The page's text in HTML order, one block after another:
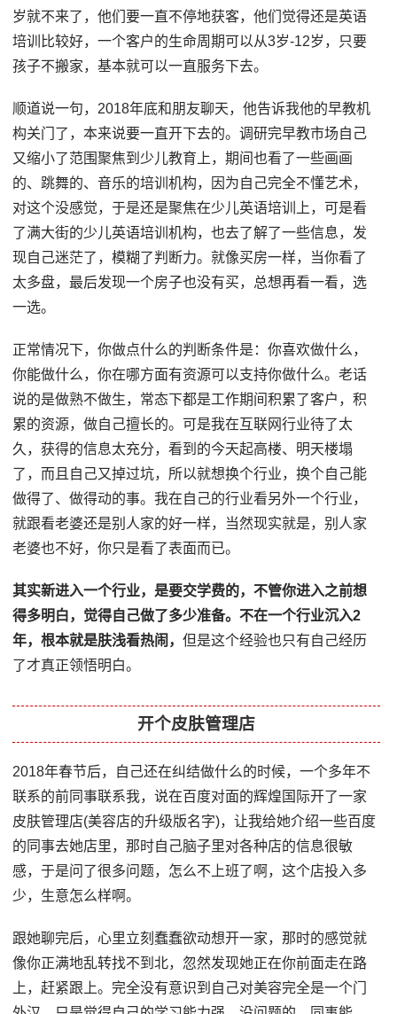
岁就不来了，他们要一直不停地获客，他们觉得还是英语
培训比较好，一个客户的生命周期可以从3岁-12岁，只要
孩子不搬家，基本就可以一直服务下去。
顺道说一句，2018年底和朋友聊天，他告诉我他的早教机
构关门了，本来说要一直开下去的。调研完早教市场自己
又缩小了范围聚焦到少儿教育上，期间也看了一些画画
的、跳舞的、音乐的培训机构，因为自己完全不懂艺术，
对这个没感觉，于是还是聚焦在少儿英语培训上，可是看
了满大街的少儿英语培训机构，也去了解了一些信息，发
现自己迷茫了，模糊了判断力。就像买房一样，当你看了
太多盘，最后发现一个房子也没有买，总想再看一看，选
一选。
正常情况下，你做点什么的判断条件是：你喜欢做什么，
你能做什么，你在哪方面有资源可以支持你做什么。老话
说的是做熟不做生，常态下都是工作期间积累了客户，积
累的资源，做自己擅长的。可是我在互联网行业待了太
久，获得的信息太充分，看到的今天起高楼、明天楼塌
了，而且自己又掉过坑，所以就想换个行业，换个自己能
做得了、做得动的事。我在自己的行业看另外一个行业，
就跟看老婆还是别人家的好一样，当然现实就是，别人家
老婆也不好，你只是看了表面而已。
其实新进入一个行业，是要交学费的，不管你进入之前想
得多明白，觉得自己做了多少准备。不在一个行业沉入2
年，根本就是肤浅看热闹，但是这个经验也只有自己经历
了才真正领悟明白。
开个皮肤管理店
2018年春节后，自己还在纠结做什么的时候，一个多年不
联系的前同事联系我，说在百度对面的辉煌国际开了一家
皮肤管理店(美容店的升级版名字)，让我给她介绍一些百度
的同事去她店里，那时自己脑子里对各种店的信息很敏
感，于是问了很多问题，怎么不上班了啊，这个店投入多
少，生意怎么样啊。
跟她聊完后，心里立刻蠢蠢欲动想开一家，那时的感觉就
像你正满地乱转找不到北，忽然发现她正在你前面走在路
上，赶紧跟上。完全没有意识到自己对美容完全是一个门